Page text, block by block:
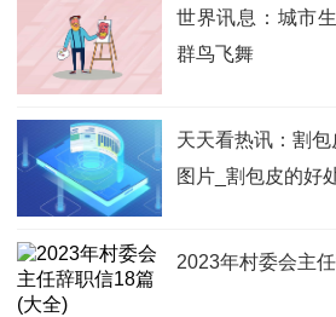
世界讯息：城市
群鸟飞舞
天天看热讯：割
图片_割包皮的好
2023年村委会主